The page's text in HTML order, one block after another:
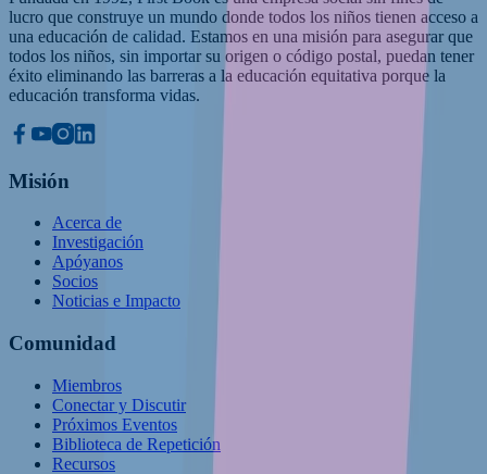
lucro que construye un mundo donde todos los niños tienen acceso a
una educación de calidad. Estamos en una misión para asegurar que
todos los niños, sin importar su origen o código postal, puedan tener
éxito eliminando las barreras a la educación equitativa porque la
educación transforma vidas.
Misión
Acerca de
Investigación
Apóyanos
Socios
Noticias e Impacto
Comunidad
Miembros
Conectar y Discutir
Próximos Eventos
Biblioteca de Repetición
Recursos